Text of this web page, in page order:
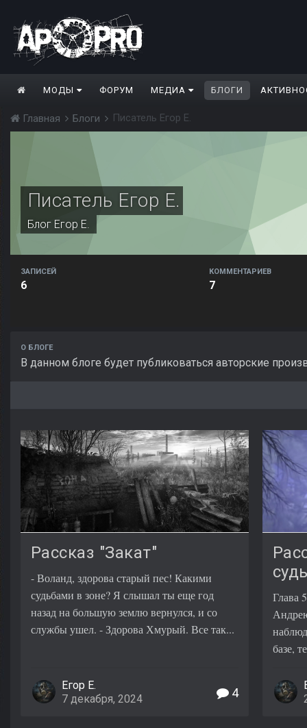
МОДЫ ФОРУМ МЕДИА БЛОГИ
Главная Блоги Писатель Егор Е.
Писатель Егор Е.
Блог Егор Е.
ЗАПИСЕЙ
6
КОММЕНТАРИЕВ
7
О БЛОГЕ
В данном блоге будет публиковаться авторские
Рассказ "Закат"
- Воланд, здорова старый пес! Какими
судьбами в зоне? Я слышал ты еще год
назад на большую землю вернулся, и со
службы ушел. - Здорова Хмурый. Все так...
Егор Е.
7 декабря, 2024
4
Глава
базе,